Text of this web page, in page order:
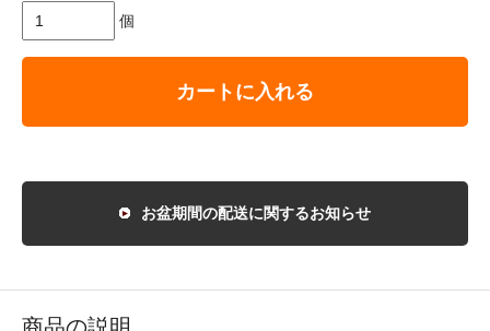
個
カートに入れる
お盆期間の配送に関するお知らせ